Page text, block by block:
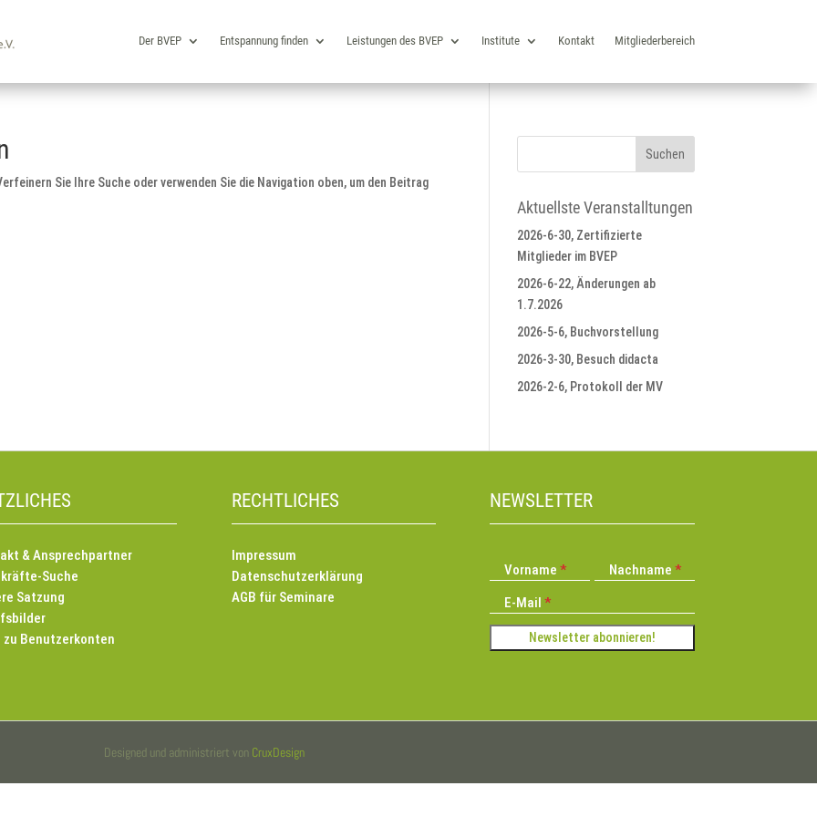
Der BVEP Entspannung finden Leistungen des BVEP Institute Kontakt Mitgliederbereich
Sie Ihre Suche oder verwenden Sie die Navigation oben, um den Beitrag
Aktuellste Veranstalltungen
2026-6-30, Zertifizierte
Mitglieder im BVEP
2026-6-22, Änderungen ab
1.7.2026
2026-5-6, Buchvorstellung
2026-3-30, Besuch didacta
2026-2-6, Protokoll der MV
& Ansprechpartner
Suche
Satzung
Benutzerkonten
RECHTLICHES
Impressum
Datenschutzerklärung
AGB für Seminare
NEWSLETTER
Vorname
Nachname
E-Mail
Designed und administriert von CruxDesign